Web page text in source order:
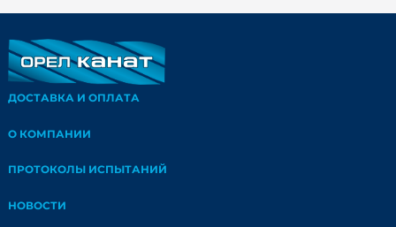
ДОСТАВКА И ОПЛАТА
О КОМПАНИИ
ПРОТОКОЛЫ ИСПЫТАНИЙ
НОВОСТИ